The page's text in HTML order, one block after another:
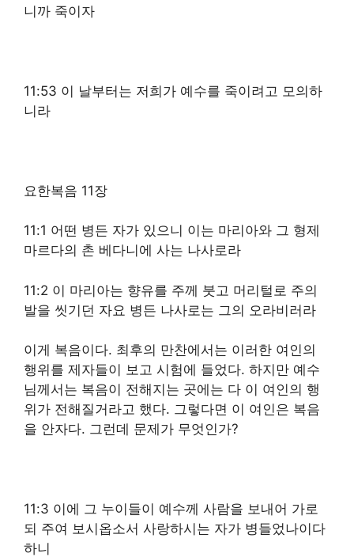
니까 죽이자
11:53 이 날부터는 저희가 예수를 죽이려고 모의하
니라
요한복음 11장
11:1 어떤 병든 자가 있으니 이는 마리아와 그 형제
마르다의 촌 베다니에 사는 나사로라
11:2 이 마리아는 향유를 주께 붓고 머리털로 주의
발을 씻기던 자요 병든 나사로는 그의 오라비러라
이게 복음이다. 최후의 만찬에서는 이러한 여인의
행위를 제자들이 보고 시험에 들었다. 하지만 예수
님께서는 복음이 전해지는 곳에는 다 이 여인의 행
위가 전해질거라고 했다. 그렇다면 이 여인은 복음
을 안자다. 그런데 문제가 무엇인가?
11:3 이에 그 누이들이 예수께 사람을 보내어 가로
되 주여 보시옵소서 사랑하시는 자가 병들었나이다
하니